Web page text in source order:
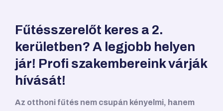
Fűtésszerelőt keres a 2.
kerületben? A legjobb helyen
jár! Profi szakembereink várják
hívását!
Az otthoni fűtés nem csupán kényelmi, hanem